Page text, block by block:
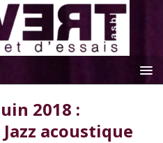
2018 :
acoustique